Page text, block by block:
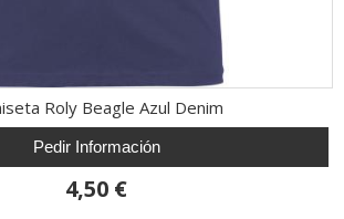
Roly Beagle Azul Denim
Pedir Información
4,50 €